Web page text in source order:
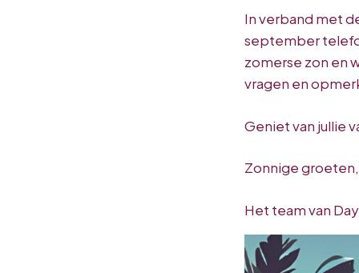
In verband met
september
zomerse zon en
vragen en
Geniet van jullie
Zonnige groeten,
Het team van